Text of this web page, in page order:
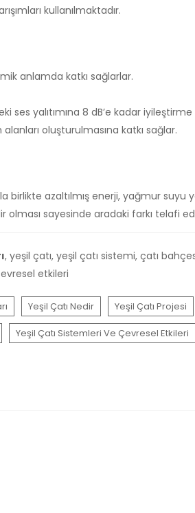
kullanılmaktadır.
anlamda katkı sağlarlar.
ses yalıtımına 8 dB’e kadar iyileştirme
oluşturulmasına katkı sağlar.
birlikte azaltılmış enerji, yağmur
sayesinde aradaki farkı telafi
, yeşil çatı, yeşil çatı sistemi, çatı
etkileri
Yeşil Çatı Nedir Yeşil Çatı Projesi
Yeşil Çatı Sistemleri Ve Çevresel Etkileri